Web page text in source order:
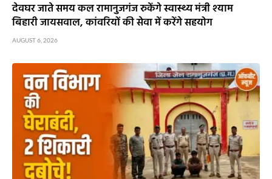
देवघर जाते समय कल रामानुजगंज रुकेंगे स्वास्थ्य मंत्री श्याम
बिहारी जायसवाल, कांवरियों की सेवा में करेंगे सहयोग
AUGUST 6, 2026